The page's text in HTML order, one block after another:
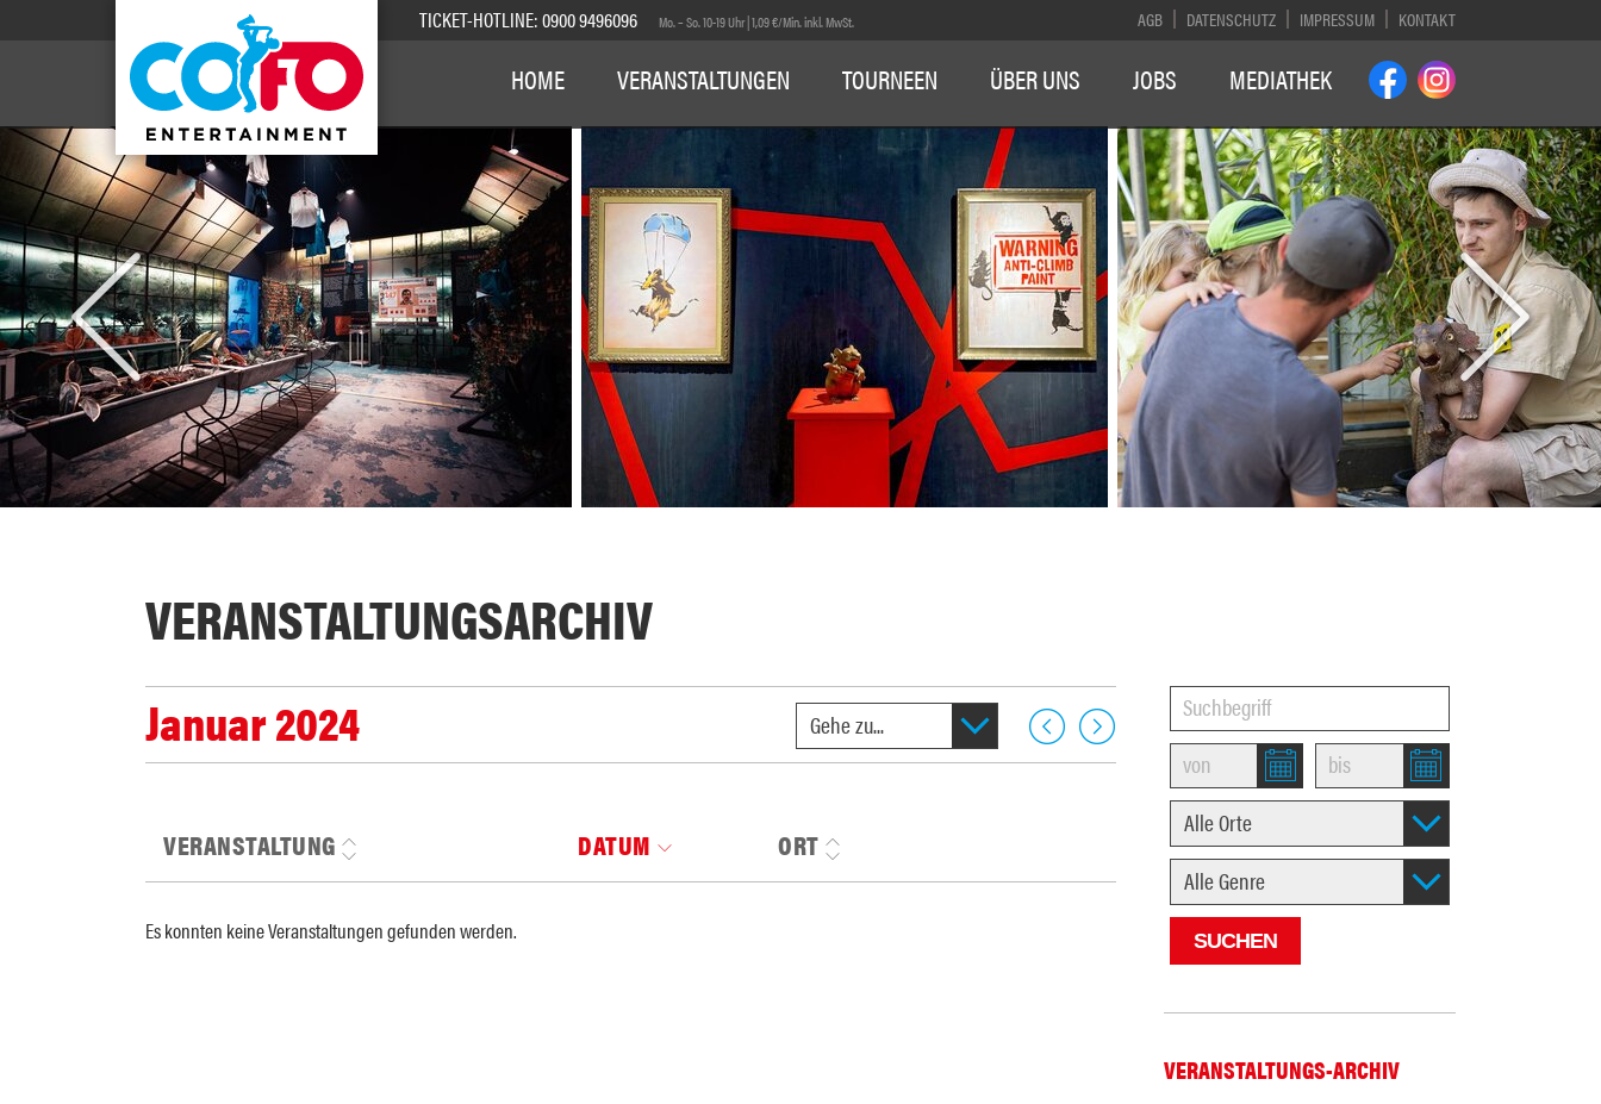
TICKET-HOTLINE:0900 9496096 Mo. – So. 10-19 Uhr | 1,09 €/Min. inkl. MwSt. AGB DATENSCHUTZ IMPRESSUM KONTAKT
HOME VERANSTALTUNGEN TOURNEEN ÜBER UNS JOBS MEDIATHEK
VERANSTALTUNGS­ARCHIV
Januar 2024
VERANSTALTUNG DATUM ORT
Es konnten keine Veranstaltungen gefunden werden.
VERANSTALTUNGS-ARCHIV